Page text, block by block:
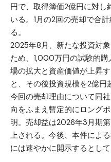
円で、取得簿価2億円に対
いる。1月の2回の売却で合
る。
2025年8月、新たな投資対
ため、1,000万円の試験的
場の拡大と資産価値が上昇
と、その後投資規模を2億円
今回の売却理由について同
向をふまえ暫定的にロング
明。売却益は2026年3月期
上される。今後、本件によ
には速やかに開示するとして